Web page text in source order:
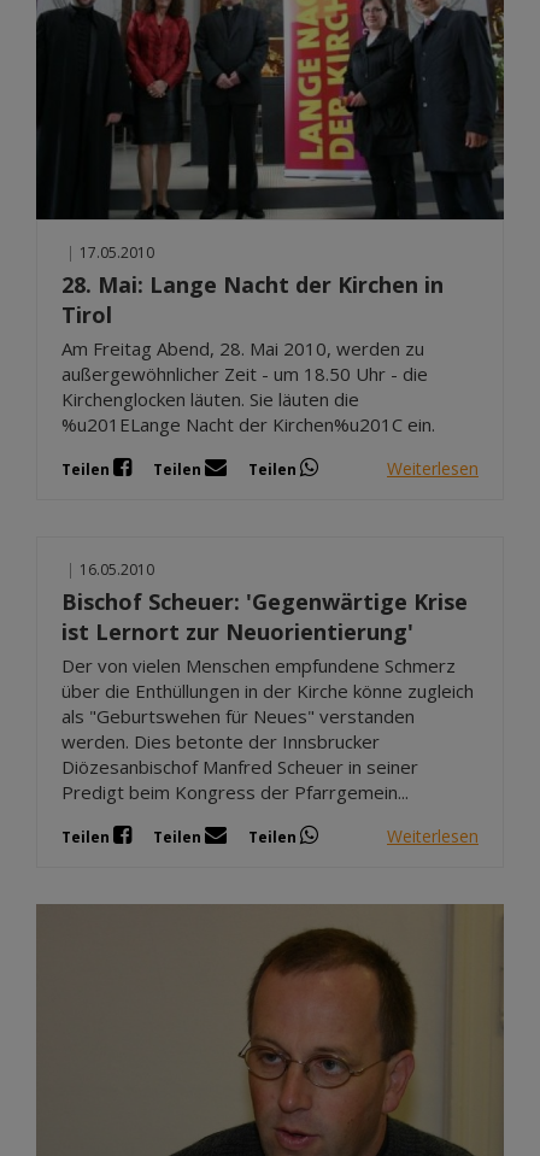
| 17.05.2010
28. Mai: Lange Nacht der Kirchen in
Tirol
Am Freitag Abend, 28. Mai 2010, werden zu
außergewöhnlicher Zeit - um 18.50 Uhr - die
Kirchenglocken läuten. Sie läuten die
%u201ELange Nacht der Kirchen%u201C ein.
Teilen Teilen Teilen Weiterlesen
| 16.05.2010
Bischof Scheuer: 'Gegenwärtige Krise
ist Lernort zur Neuorientierung'
Der von vielen Menschen empfundene Schmerz
über die Enthüllungen in der Kirche könne zugleich
als "Geburtswehen für Neues" verstanden
werden. Dies betonte der Innsbrucker
Diözesanbischof Manfred Scheuer in seiner
Predigt beim Kongress der Pfarrgemein...
Teilen Teilen Teilen Weiterlesen